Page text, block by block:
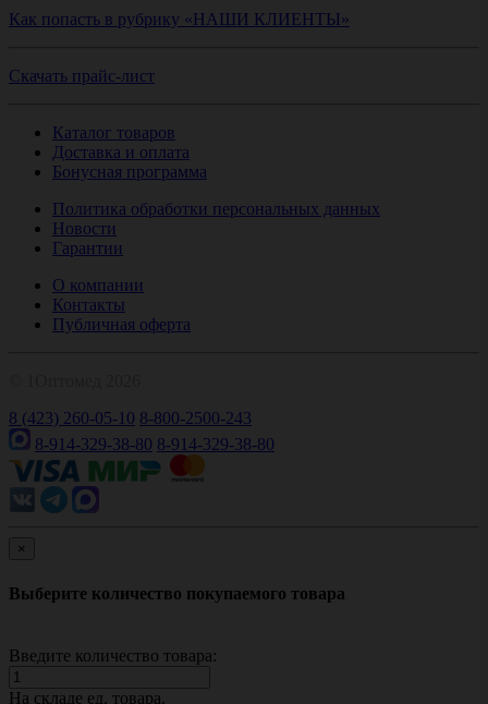
Как попасть в рубрику «НАШИ КЛИЕНТЫ»
Скачать прайс-лист
Каталог товаров
Доставка и оплата
Бонусная программа
Политика обработки персональных данных
Новости
Гарантии
О компании
Контакты
Публичная оферта
8 (423) 260-05-10 8-800-2500-243
8-914-329-38-80 8-914-329-38-80
×
Выберите количество покупаемого товара
Введите количество товара:
На складе ед. товара.